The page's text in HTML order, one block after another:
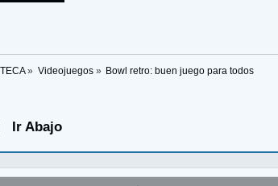
» Videojuegos» Bowl retro: buen juego para todos
Ir Abajo